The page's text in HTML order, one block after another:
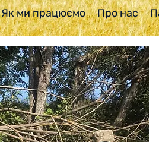
Як ми працюємо Про нас